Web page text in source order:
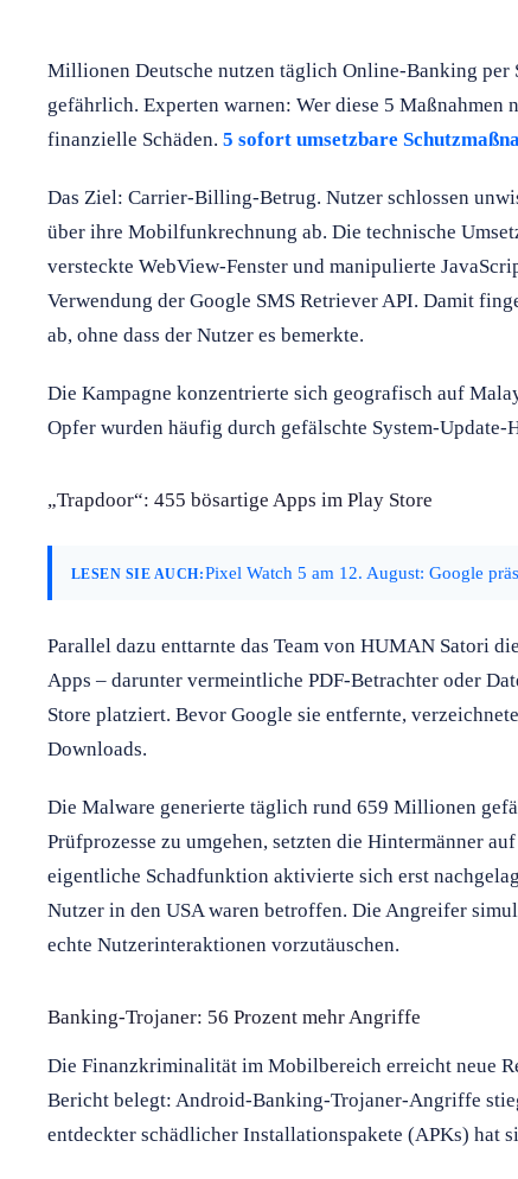
Millionen Deutsche nutzen täglich Online-Banking per
gefährlich. Experten warnen: Wer diese 5
finanzielle Schäden. 5 sofort umsetzbare
Das Ziel: Carrier-Billing-Betrug. Nutzer schlossen
über ihre Mobilfunkrechnung ab. Die technische
versteckte WebView-Fenster und manipulierte
Verwendung der Google SMS Retriever API. Damit
ab, ohne dass der Nutzer es bemerkte.
Die Kampagne konzentrierte sich geografisch auf
Opfer wurden häufig durch gefälschte System-
„Trapdoor“: 455 bösartige Apps im Play Store
LESEN SIE AUCH:Pixel Watch 5 am 12. August: Google
Parallel dazu enttarnte das Team von HUMAN Satori
Apps – darunter vermeintliche PDF-Betrachter oder
Store platziert. Bevor Google sie entfernte,
Downloads.
Die Malware generierte täglich rund 659 Millionen
Prüfprozesse zu umgehen, setzten die Hintermänner
eigentliche Schadfunktion aktivierte sich erst
Nutzer in den USA waren betroffen. Die Angreifer
echte Nutzerinteraktionen vorzutäuschen.
Banking-Trojaner: 56 Prozent mehr Angriffe
Die Finanzkriminalität im Mobilbereich erreicht neue
Bericht belegt: Android-Banking-Trojaner-Angriffe
entdeckter schädlicher Installationspakete (APKs) hat